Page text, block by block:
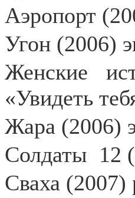
Аэропорт
Угон (2006)
Женские
«Увидеть
Жара (2006)
Солдаты 12
Сваха (2007)